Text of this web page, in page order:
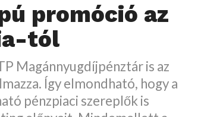
promóció az
tól
Magánnyugdíjpénztár is az
Így elmondható, hogy a
pénzpiaci szereplők is